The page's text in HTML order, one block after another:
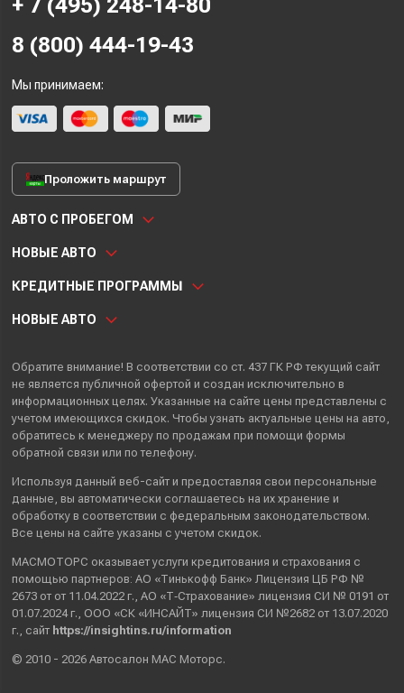
+ 7 (495) 248-14-80
8 (800) 444-19-43
Мы принимаем:
Проложить маршрут
АВТО С ПРОБЕГОМ
НОВЫЕ АВТО
КРЕДИТНЫЕ ПРОГРАММЫ
НОВЫЕ АВТО
Обратите внимание! В соответствии со ст. 437 ГК РФ текущий сайт
не является публичной офертой и создан исключительно в
информационных целях. Указанные на сайте цены представлены с
учетом имеющихся скидок. Чтобы узнать актуальные цены на авто,
обратитесь к менеджеру по продажам при помощи формы
обратной связи или по телефону.
Используя данный веб-сайт и предоставляя свои персональные
данные , вы автоматически соглашаетесь на их хранение и
обработку в соответствии с федеральным законодательством.
Все цены на сайте указаны с учетом скидок.
МАСМОТОРС оказывает услуги кредитования и страхования с
помощью партнеров: АО «Тинькофф Банк» Лицензия ЦБ РФ №
2673 от от 11.04.2022 г., АО «Т‑Страхование» лицензия СИ № 0191 от
01.07.2024 г., ООО «СК «ИНСАЙТ» лицензия СИ №2682 от 13.07.2020
г., сайт https://insightins.ru/information
© 2010 - 2026 Автосалон МАС Моторс.